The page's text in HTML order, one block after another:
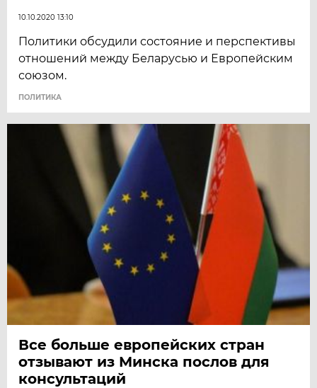
10.10.2020 13:10
Политики обсудили состояние и перспективы
отношений между Беларусью и Европейским
союзом.
ПОЛИТИКА
Все больше европейских стран
отзывают из Минска послов для
консультаций